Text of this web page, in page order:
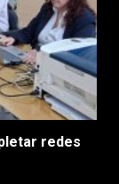
redes